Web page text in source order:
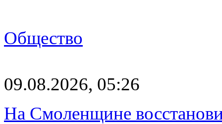
Общество
09.08.2026, 05:26
На Смоленщине